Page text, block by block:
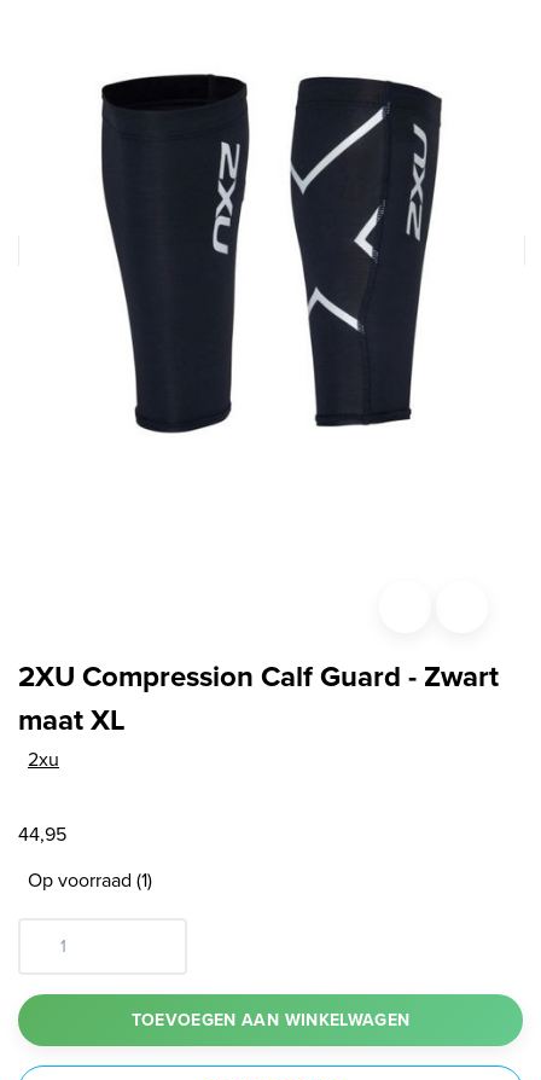
2XU Compression Calf Guard - Zwart
maat XL
2xu
44,95
Op voorraad (1)
TOEVOEGEN AAN WINKELWAGEN